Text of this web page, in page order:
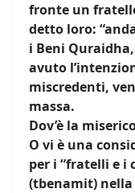
fronte un
detto loro:
i Beni
avuto
miscredenti,
massa.
Dov’è la
O vi è una
per i “fratelli e i
(tbenamit)